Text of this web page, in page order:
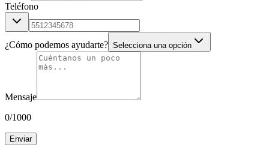
Teléfono
¿Cómo podemos ayudarte? Selecciona una opción
Mensaje
0/1000
Enviar